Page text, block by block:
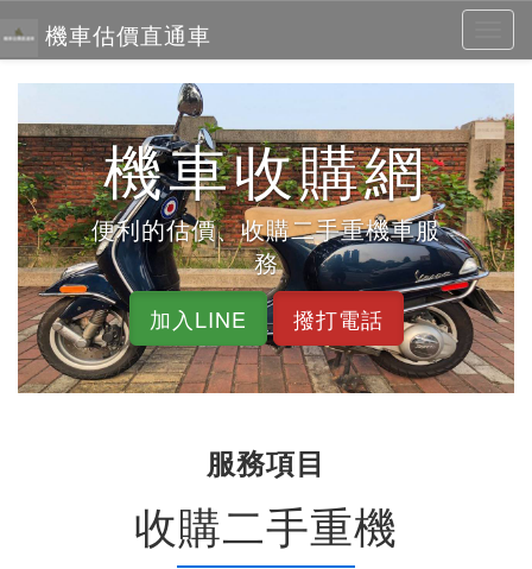
機車估價直通車
機車收購網
便利的估價、收購二手重機車服
務
加入LINE 撥打電話
服務項目
收購二手重機